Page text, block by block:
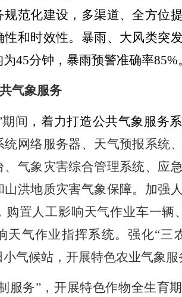
范化建设， 多渠道、全方位
性和时效性。暴雨、大风类突
45分钟， 暴雨预警准确率85%
气象服务
间 ，着力打造公共气象服务
统网络服务器、天气预报系统
、气象灾害综合管理系统、应
山洪地质灾害气象保障。加强
购置人工影响天气作业车一辆
天气作业指挥系统。强化“三
气候站，开展特色农业气象服
服务”，开展特色作物全生育